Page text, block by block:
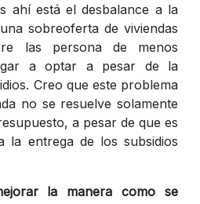
ahí está el desbalance a la
sobreoferta de viviendas
las persona de menos
a optar a pesar de la
Creo que este problema
no se resuelve solamente
a pesar de que es
la entrega de los subsidios
la manera como se